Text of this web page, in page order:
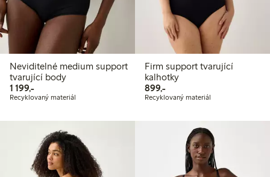
Neviditelné medium support
tvarující body
1 199,-1 199,00 Kč
Recyklovaný materiál
Firm support tvarující
kalhotky
899,-899,00 Kč
Recyklovaný materiál